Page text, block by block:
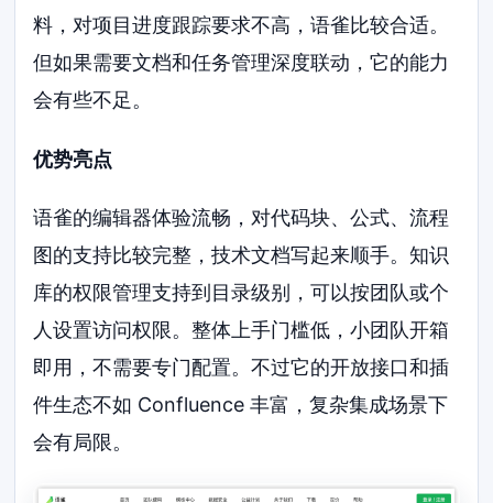
料，对项目进度跟踪要求不高，语雀比较合适。
但如果需要文档和任务管理深度联动，它的能力
会有些不足。
优势亮点
语雀的编辑器体验流畅，对代码块、公式、流程
图的支持比较完整，技术文档写起来顺手。知识
库的权限管理支持到目录级别，可以按团队或个
人设置访问权限。整体上手门槛低，小团队开箱
即用，不需要专门配置。不过它的开放接口和插
件生态不如 Confluence 丰富，复杂集成场景下
会有局限。